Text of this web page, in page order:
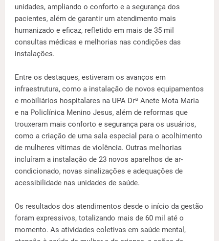
unidades, ampliando o conforto e a segurança dos
pacientes, além de garantir um atendimento mais
humanizado e eficaz, refletido em mais de 35 mil
consultas médicas e melhorias nas condições das
instalações.
Entre os destaques, estiveram os avanços em
infraestrutura, como a instalação de novos equipamentos
e mobiliários hospitalares na UPA Drª Anete Mota Maria
e na Policlínica Menino Jesus, além de reformas que
trouxeram mais conforto e segurança para os usuários,
como a criação de uma sala especial para o acolhimento
de mulheres vítimas de violência. Outras melhorias
incluíram a instalação de 23 novos aparelhos de ar-
condicionado, novas sinalizações e adequações de
acessibilidade nas unidades de saúde.
Os resultados dos atendimentos desde o início da gestão
foram expressivos, totalizando mais de 60 mil até o
momento. As atividades coletivas em saúde mental,